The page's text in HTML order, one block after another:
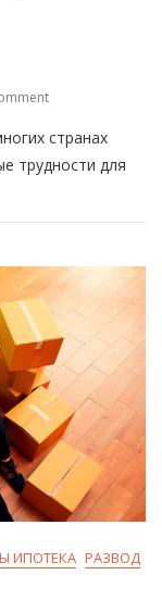
On
Ожидается
Снижение
Ставки
Ипотеке
Для
Заемщиков
странах
трудности для
ИПОТЕКА РАЗВОД